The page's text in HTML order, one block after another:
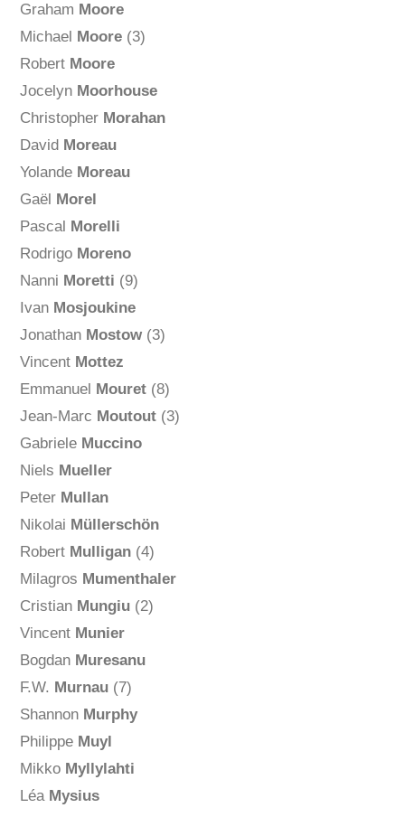
Graham Moore
Michael Moore(3)
Robert Moore
Jocelyn Moorhouse
Christopher Morahan
David Moreau
Yolande Moreau
Gaël Morel
Pascal Morelli
Rodrigo Moreno
Nanni Moretti (9)
Ivan Mosjoukine
Jonathan Mostow(3)
Vincent Mottez
Emmanuel Mouret(8)
Jean-Marc Moutout(3)
Gabriele Muccino
Niels Mueller
Peter Mullan
Nikolai Müllerschön
Robert Mulligan(4)
Milagros Mumenthaler
Cristian Mungiu(2)
Vincent Munier
Bogdan Muresanu
F.W. Murnau(7)
Shannon Murphy
Philippe Muyl
Mikko Myllylahti
Léa Mysius